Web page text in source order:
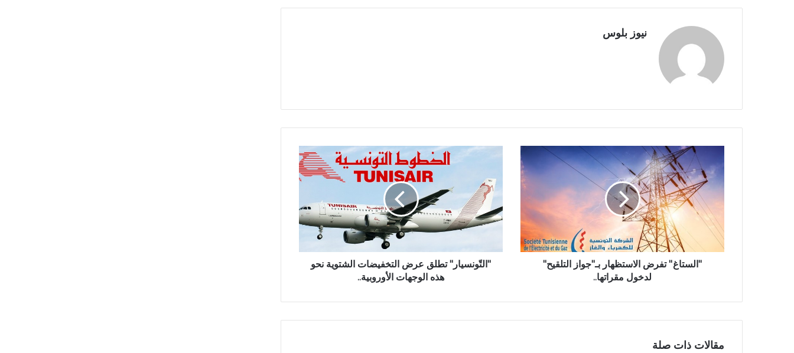
نيوز بلوس
''الستاغ'' تفرض الاستظهار بـ"جواز التلقيح"
لدخول مقراتها..
"التّونسيار" تطلق عرض التخفيضات الشتوية نحو
هذه الوجهات الأوروبية..
مقالات ذات صلة